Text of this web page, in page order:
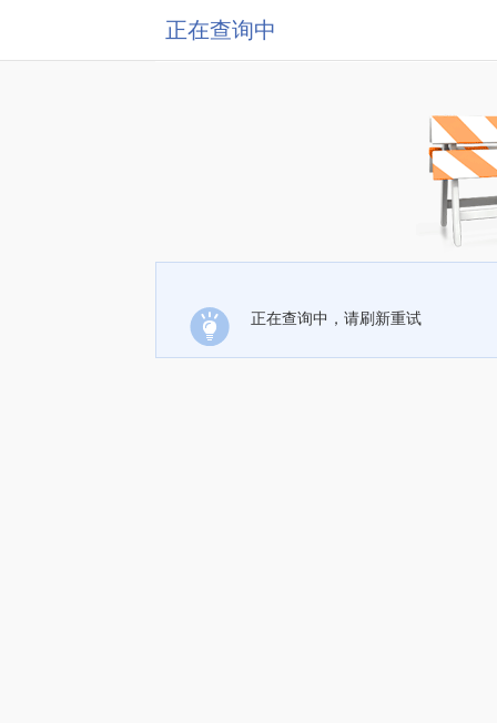
正在查询中
正在查询中，请刷新重试